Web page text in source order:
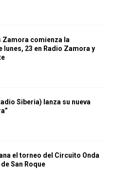
Zamora comienza la
lunes, 23 en Radio Zamora y
Siberia) lanza su nueva
el torneo del Circuito Onda
San Roque